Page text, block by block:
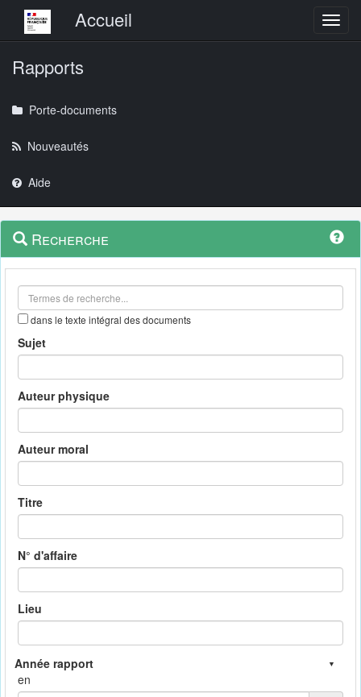
Menu principalAccueil
Rapports
Porte-documents
Nouveautés
Aide
Navigation
outils
Menu
contextuel
Recherche
dans le texte intégral des documents
Sujet
Auteur physique
Auteur moral
Titre
N° d'affaire
Lieu
en